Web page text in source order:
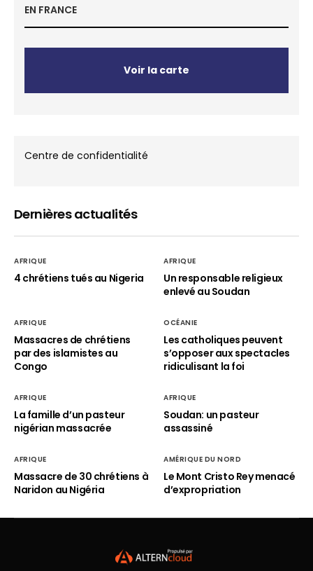
EN FRANCE
Voir la carte
Centre de confidentialité
Dernières actualités
AFRIQUE
4 chrétiens tués au Nigeria
AFRIQUE
Un responsable religieux
enlevé au Soudan
AFRIQUE
Massacres de chrétiens
par des islamistes au
Congo
OCÉANIE
Les catholiques peuvent
s’opposer aux spectacles
ridiculisant la foi
AFRIQUE
La famille d’un pasteur
nigérian massacrée
AFRIQUE
Soudan: un pasteur
assassiné
AFRIQUE
Massacre de 30 chrétiens à
Naridon au Nigéria
AMÉRIQUE DU NORD
Le Mont Cristo Rey menacé
d’expropriation